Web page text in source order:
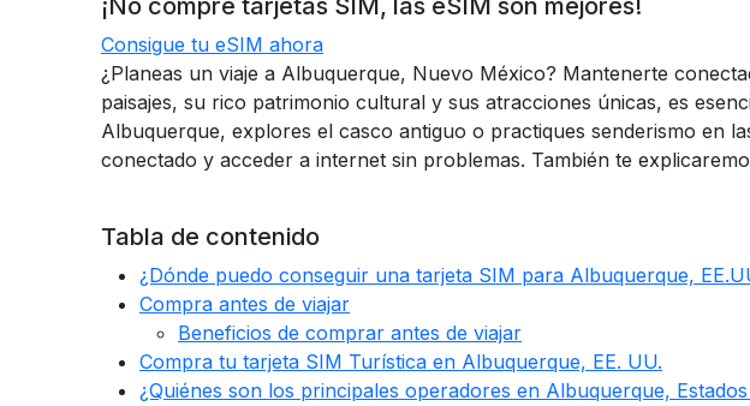
¡No compre tarjetas SIM, las eSIM son mejores!
Consigue tu eSIM ahora
¿Planeas un viaje a Albuquerque, Nuevo México? Mantenerte
paisajes, su rico patrimonio cultural y sus atracciones únicas, es
Albuquerque, explores el casco antiguo o practiques senderismo en
conectado y acceder a internet sin problemas. También te
Tabla de contenido
¿Dónde puedo conseguir una tarjeta SIM para Albuquerque,
Compra antes de viajar
Beneficios de comprar antes de viajar
Compra tu tarjeta SIM Turística en Albuquerque, EE. UU.
¿Quiénes son los principales operadores en Albuquerque,